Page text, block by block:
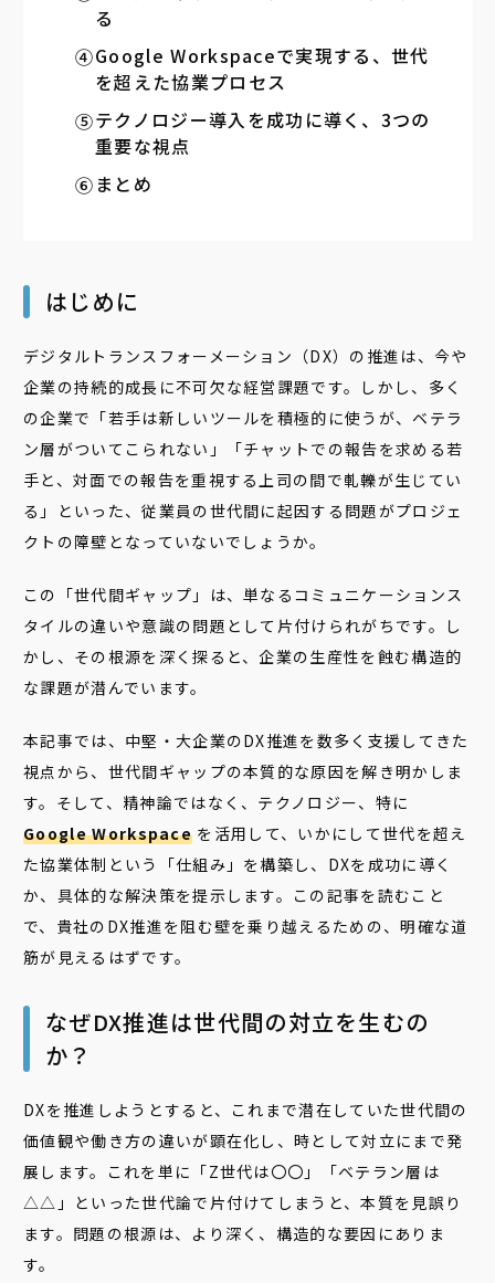
る
Google Workspaceで実現する、世代
を超えた協業プロセス
テクノロジー導入を成功に導く、3つの
重要な視点
まとめ
はじめに
デジタルトランスフォーメーション（DX）の推進は、今や
企業の持続的成長に不可欠な経営課題です。しかし、多く
の企業で「若手は新しいツールを積極的に使うが、ベテラ
ン層がついてこられない」「チャットでの報告を求める若
手と、対面での報告を重視する上司の間で軋轢が生じてい
る」といった、従業員の世代間に起因する問題がプロジェ
クトの障壁となっていないでしょうか。
この「世代間ギャップ」は、単なるコミュニケーションス
タイルの違いや意識の問題として片付けられがちです。し
かし、その根源を深く探ると、企業の生産性を蝕む構造的
な課題が潜んでいます。
本記事では、中堅・大企業のDX推進を数多く支援してきた
視点から、世代間ギャップの本質的な原因を解き明かしま
す。そして、精神論ではなく、テクノロジー、特に
Google Workspace を活用して、いかにして世代を超え
た協業体制という「仕組み」を構築し、DXを成功に導く
か、具体的な解決策を提示します。この記事を読むこと
で、貴社のDX推進を阻む壁を乗り越えるための、明確な道
筋が見えるはずです。
なぜDX推進は世代間の対立を生むの
か？
DXを推進しようとすると、これまで潜在していた世代間の
価値観や働き方の違いが顕在化し、時として対立にまで発
展します。これを単に「Z世代は〇〇」「ベテラン層は
△△」といった世代論で片付けてしまうと、本質を見誤り
ます。問題の根源は、より深く、構造的な要因にありま
す。